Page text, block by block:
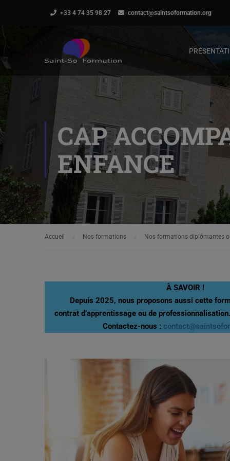
+33 4 74 35 98 27 contact@saintsoformation.org
CAP
ENFANCE
Accueil Nos formations Nos formations diplômantes
À SAVOIR !
Depuis 2025, nous proposons aussi cette
contrat d’apprentissage ou de
Contactez-nous :